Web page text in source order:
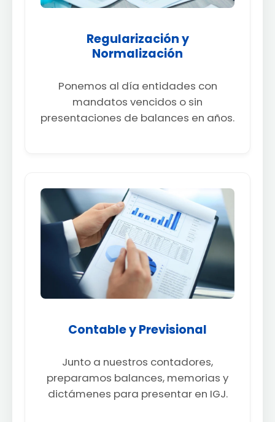
Regularización y
Normalización
Ponemos al día entidades con
mandatos vencidos o sin
presentaciones de balances en años.
Contable y Previsional
Junto a nuestros contadores,
preparamos balances, memorias y
dictámenes para presentar en IGJ.